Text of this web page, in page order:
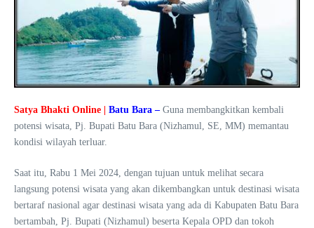
Satya Bhakti Online | Batu Bara – Guna membangkitkan kembali
potensi wisata, Pj. Bupati Batu Bara (Nizhamul, SE, MM) memantau
kondisi wilayah terluar.
Saat itu, Rabu 1 Mei 2024, dengan tujuan untuk melihat secara
langsung potensi wisata yang akan dikembangkan untuk destinasi wisata
bertaraf nasional agar destinasi wisata yang ada di Kabupaten Batu Bara
bertambah, Pj. Bupati (Nizhamul) beserta Kepala OPD dan tokoh